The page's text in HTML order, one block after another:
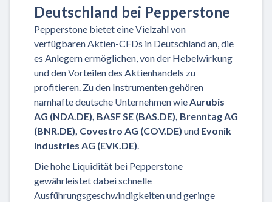
Deutschland bei Pepperstone
Pepperstone bietet eine Vielzahl von
verfügbaren Aktien-CFDs in Deutschland an, die
es Anlegern ermöglichen, von der Hebelwirkung
und den Vorteilen des Aktienhandels zu
profitieren. Zu den Instrumenten gehören
namhafte deutsche Unternehmen wieAurubis
AG (NDA.DE), BASF SE (BAS.DE), Brenntag AG
(BNR.DE), Covestro AG (COV.DE) und Evonik
Industries AG (EVK.DE).
Die hohe Liquidität bei Pepperstone
gewährleistet dabei schnelle
Ausführungsgeschwindigkeiten und geringe